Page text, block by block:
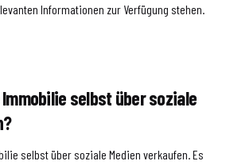
Informationen zur Verfügung stehen.
Immobilie selbst über soziale
selbst über soziale Medien verkaufen. Es